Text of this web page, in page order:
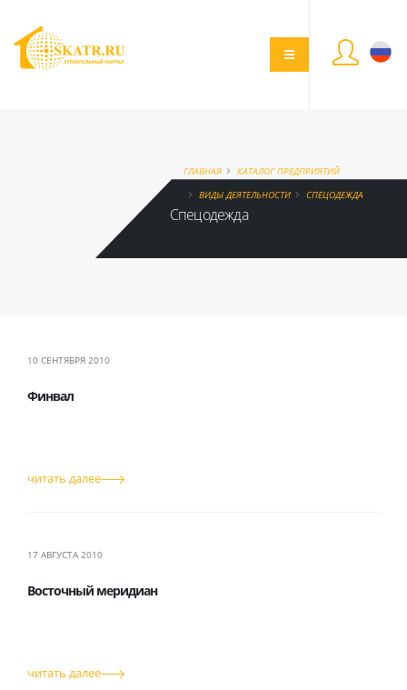
ГЛАВНАЯ
КАТАЛОГ ПРЕДПРИЯТИЙ
ВИДЫ ДЕЯТЕЛЬНОСТИ
СПЕЦОДЕЖДА
Спецодежда
10 СЕНТЯБРЯ 2010
Финвал
читать далее
17 АВГУСТА 2010
Восточный меридиан
читать далее